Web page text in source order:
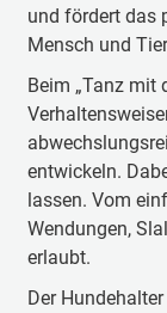
und fördert das
Mensch und
Beim „Tanz mit
entwickeln.
lassen. Vom
Wendungen,
erlaubt.
Der